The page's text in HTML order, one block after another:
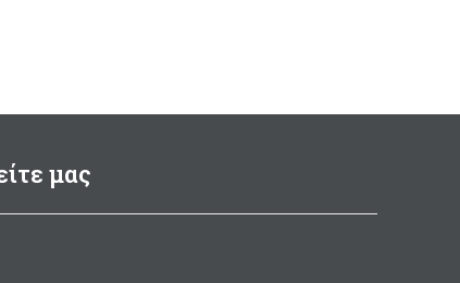
μας